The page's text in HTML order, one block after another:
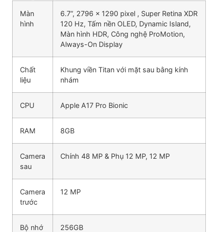
Màn
hình
6.7”, 2796 x 1290 pixel , Super Retina XDR
120 Hz, Tấm nền OLED, Dynamic Island,
Màn hình HDR, Công nghệ ProMotion,
Always-On Display
Chất
liệu
Khung viền Titan với mặt sau bằng kính
nhám
CPU Apple A17 Pro Bionic
RAM 8GB
Camera
sau
Chính 48 MP & Phụ 12 MP, 12 MP
Camera
trước
12 MP
Bộ nhớ
256GB